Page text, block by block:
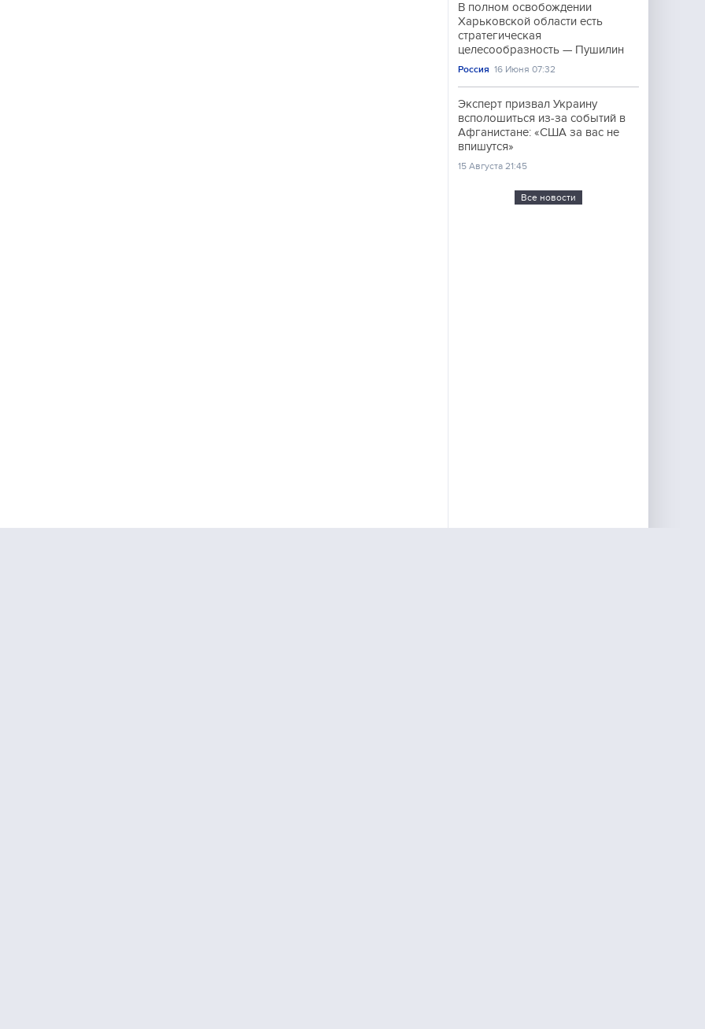
В полном освобождении
Харьковской области есть
стратегическая
целесообразность — Пушилин
Россия 16 Июня 07:32
Эксперт призвал Украину
всполошиться из-за событий в
Афганистане: «США за вас не
впишутся»
15 Августа 21:45
Все новости